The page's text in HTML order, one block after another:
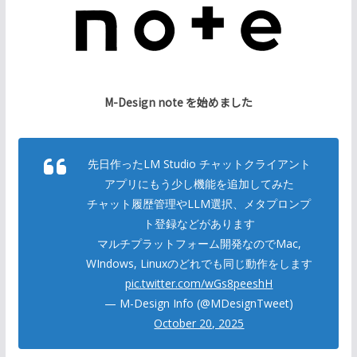
M-Design note を始めました
先日作ったLM Studio チャットクライアント
アプリにもう少し機能を追加してみた
チャット履歴管理やLLM選択、メタプロンプ
ト登録などがあります
マルチプラットフォーム開発なのでMac,
WIndows, Linuxのどれでも同じ動作をします
pic.twitter.com/wGs8peeshH
— M-Design Info (@MDesignTweet)
October 20, 2025